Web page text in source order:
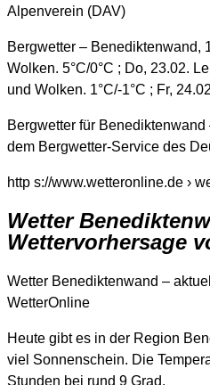
Alpenverein (DAV)
Bergwetter – Benediktenwand,
Wolken. 5°C/0°C ; Do, 23.02.
und Wolken. 1°C/-1°C ; Fr,
Bergwetter für
dem Bergwetter-Service des
http s://www.wetteronline.de ›
Wetter
Wettervorhersage
Wetter Benediktenwand –
WetterOnline
Heute gibt es in der Region
viel Sonnenschein. Die
Stunden bei rund 9 Grad.